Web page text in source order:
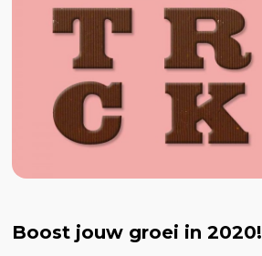
Boost jouw groei in 2020!